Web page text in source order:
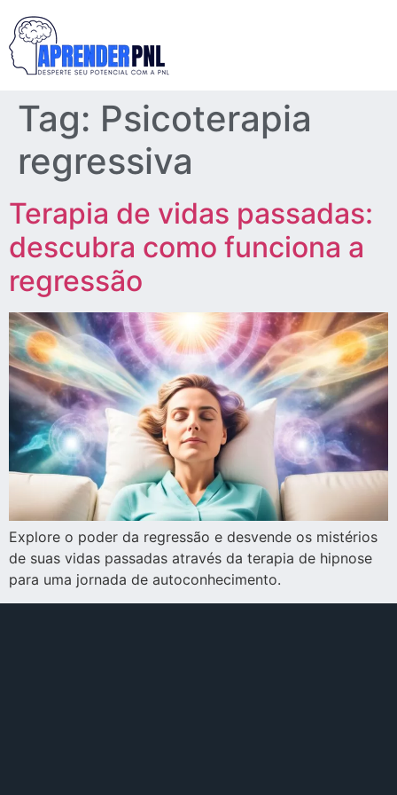
Tag: Psicoterapia
regressiva
Terapia de vidas passadas:
descubra como funciona a
regressão
Explore o poder da regressão e desvende os mistérios
de suas vidas passadas através da terapia de hipnose
para uma jornada de autoconhecimento.